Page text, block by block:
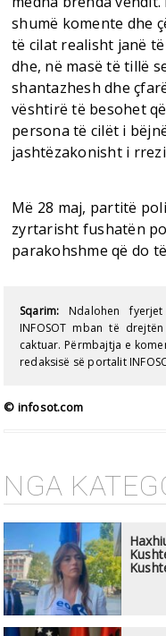
shumë komente dhe
të cilat realisht janë
dhe, në masë të tillë
shantazhesh dhe
vështirë të besohet
persona të cilët i
jashtëzakonisht i
Më 28 maj, partitë
zyrtarisht fushatën
parakohshme që do
Sqarim: Ndalohen
INFOSOT mban të
caktuar. Përmbajtja e
redaksisë së portalit
© infosot.com
NGA